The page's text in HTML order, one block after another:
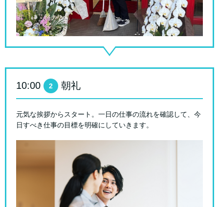
10:00 2 朝礼
元気な挨拶からスタート。一日の仕事の流れを確認して、今
日すべき仕事の目標を明確にしていきます。